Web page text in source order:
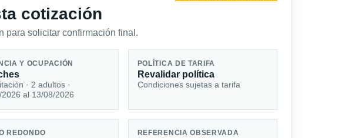
cotización
para solicitar confirmación final.
Y OCUPACIÓN
· 2 adultos ·
al 13/08/2026
POLÍTICA DE TARIFA
Revalidar política
Condiciones sujetas a tarifa
REDONDO REFERENCIA OBSERVADA